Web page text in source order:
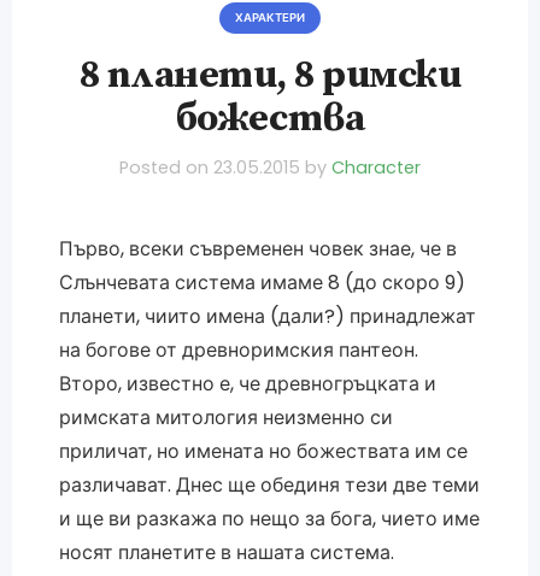
ХАРАКТЕРИ
8 планети, 8 римски
божества
Posted on 23.05.2015 by Character
Първо, всеки съвременен човек знае, че в
Слънчевата система имаме 8 (до скоро 9)
планети, чиито имена (дали?) принадлежат
на богове от древноримския пантеон.
Второ, известно е, че древногръцката и
римската митология неизменно си
приличат, но имената но божествата им се
различават. Днес ще обединя тези две теми
и ще ви разкажа по нещо за бога, чието име
носят планетите в нашата система.